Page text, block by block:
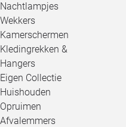
Nachtlampjes
Wekkers
Kamerschermen
Kledingrekken &
Hangers
Eigen Collectie
Huishouden
Opruimen
Afvalemmers